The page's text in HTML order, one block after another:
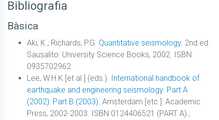
Bibliografia
Bàsica
Aki, K.; Richards, P.G. Quantitative seismology. 2nd ed.
Sausalito: University Science Books, 2002. ISBN
0935702962.
Lee, W.H.K [et al.] (eds.). International handbook of
earthquake and engineering seismology: Part A
(2002): Part B (2003). Amsterdam [etc.]: Academic
Press, 2002-2003. ISBN 0124406521 (PART A) ;